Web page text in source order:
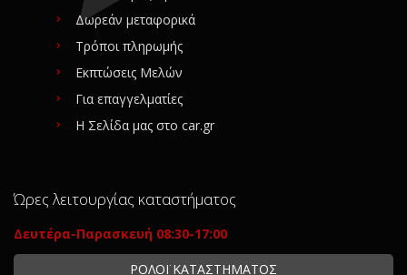
Δωρεάν μεταφορικά
Τρόποι πληρωμής
Εκπτώσεις Μελών
Για επαγγελματίες
Η Σελίδα μας στο car.gr
Ώρες λειτουργίας καταστήματος
Δευτέρα-Παρασκευή 08:30-17:00
ΡΟΛΟΪ ΚΑΤΑΣΤΗΜΑΤΟΣ